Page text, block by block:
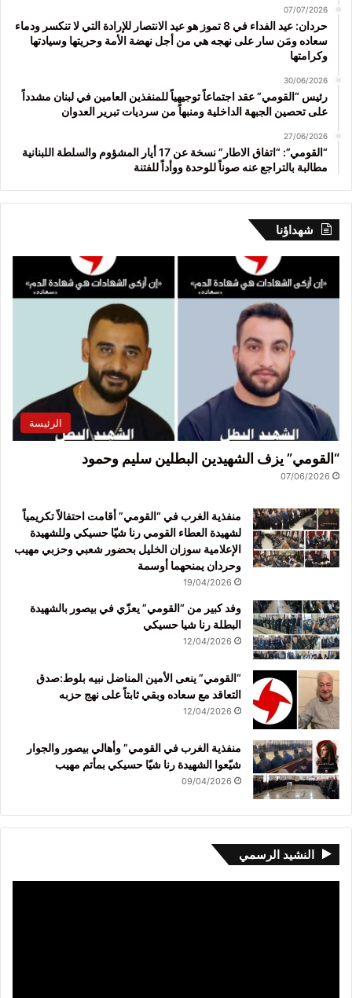
07/07/2026
حردان: عيد الفداء في 8 تموز هو عيد الانتصار للإرادة التي لا تنكسر ودماء
سعاده ومَن سار على نهجه هي من أجل نهضة الأمة وحريتها وسيادتها
وكرامتها
30/06/2026
رئيس “القومي” عقد اجتماعاً توجيهياً للمنفذين العامين في لبنان مشدداً
على تحصين الجبهة الداخلية ومنبهاً من سرديات تبرير العدوان
27/06/2026
“القومي”: “اتفاق الاطار” نسخة عن 17 أيار المشؤوم والسلطة اللبنانية
مطالبة بالتراجع عنه صوناً للوحدة ووأداً للفتنة
شهداؤنا
الرئيسة
“القومي” يزف الشهيدين البطلين سليم وحمود
07/06/2026
منفذية الغرب في “القومي” أقامت احتفالاً تكريمياً
لشهيدة العطاء القومي رنا شيّا حسيكي وللشهيدة
الإعلامية سوزان الخليل بحضور شعبي وحزبي مهيب
وحردان يمنحهما أوسمة
19/04/2026
وفد كبير من “القومي” يعزّي في بيصور بالشهيدة
البطلة رنا شيا حسيكي
12/04/2026
“القومي” ينعى الأمين المناضل نبيه بلوط:صدق
التعاقد مع سعاده وبقي ثابتاً على نهج حزبه
12/04/2026
منفذية الغرب في القومي” وأهالي بيصور والجوار
شيّعوا الشهيدة رنا شيّا حسيكي بمأتم مهيب
09/04/2026
النشيد الرسمي